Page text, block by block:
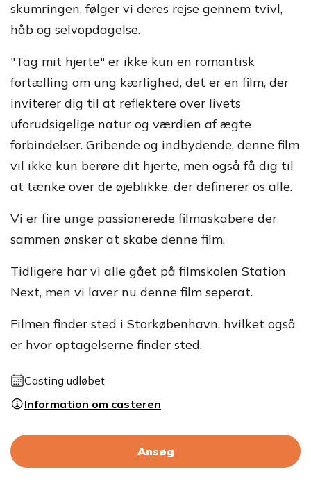
skumringen, følger vi deres rejse gennem tvivl,
håb og selvopdagelse.
"Tag mit hjerte" er ikke kun en romantisk
fortælling om ung kærlighed, det er en film, der
inviterer dig til at reflektere over livets
uforudsigelige natur og værdien af ægte
forbindelser. Gribende og indbydende, denne film
vil ikke kun berøre dit hjerte, men også få dig til
at tænke over de øjeblikke, der definerer os alle.
Vi er fire unge passionerede filmaskabere der
sammen ønsker at skabe denne film.
Tidligere har vi alle gået på filmskolen Station
Next, men vi laver nu denne film seperat.
Filmen finder sted i Storkøbenhavn, hvilket også
er hvor optagelserne finder sted.
Casting udløbet
Information om casteren
Ansøg